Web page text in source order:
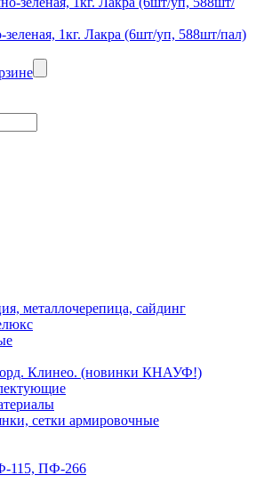
1кг. Лакра (6шт/уп, 588шт/пал)
металлочерепица, сайдинг
Клинео. (новинки КНАУФ!)
сетки армировочные
115, ПФ-266